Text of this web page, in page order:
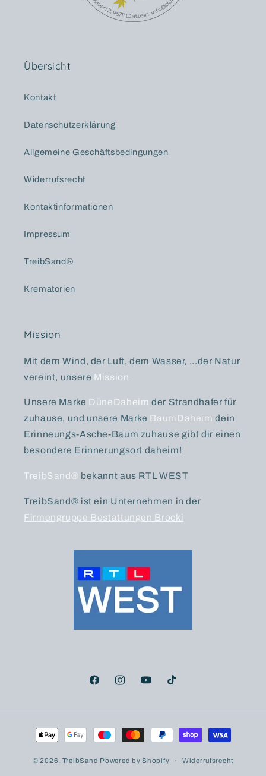
Übersicht
Kontakt
Datenschutzerklärung
Allgemeine Geschäftsbedingungen
Widerrufsrecht
Kontaktinformationen
Impressum
TreibSand®
Krematorien
Mission
Mit dem Wind, der Luft, dem Wasser, ...der Natur
vereint, unsere Mission
Unsere Marke DüneDaheim der Strandhafer für
zuhause, und unsere Marke BaumDaheimdein
Erinneungs-Asche-Baum zuhause gibt dir einen
besondere Erinnerungsort daheim!
TreibSand® bekannt aus RTL WEST
TreibSand® ist ein Unternehmen in der
Firmengruppe Bestattungen Brocki
FacebookInstagramYouTubeTikTok
Zahlungsmethoden
© 2026, TreibSand Powered by Shopify Widerrufsrecht